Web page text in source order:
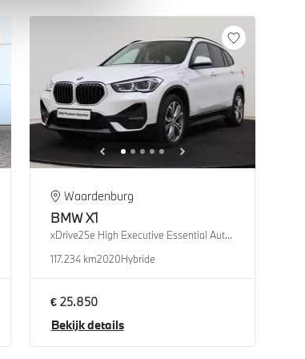
Waardenburg
BMW X1
xDrive25e High Executive Essential Automaat
117.234 km2020Hybride
€ 25.850
Bekijk details